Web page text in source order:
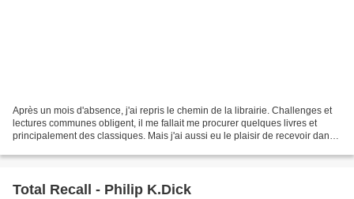
Après un mois d'absence, j'ai repris le chemin de la librairie. Challenges et
lectures communes obligent, il me fallait me procurer quelques livres et
principalement des classiques. Mais j'ai aussi eu le plaisir de recevoir dans
Total Recall - Philip K.Dick